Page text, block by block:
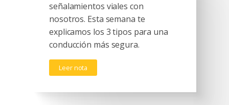
señalamientos viales con
nosotros. Esta semana te
explicamos los 3 tipos para una
conducción más segura.
Leer nota